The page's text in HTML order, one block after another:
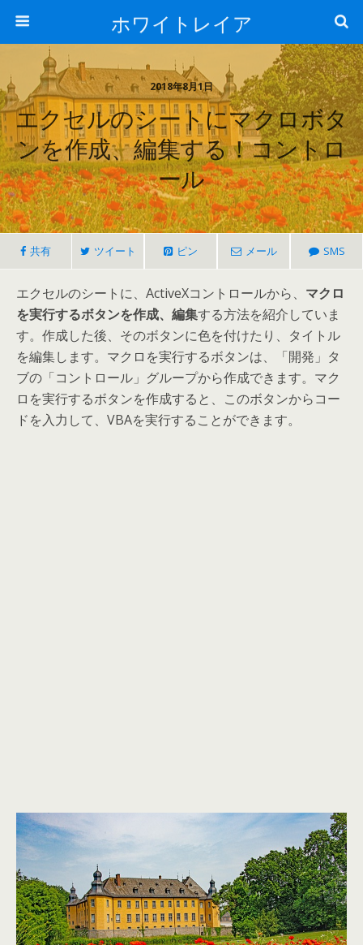
ホワイトレイア
2018年8月1日
エクセルのシートにマクロボタ
ンを作成、編集する！コントロ
ール
共有 ツイート ピン メール SMS
エクセルのシートに、ActiveXコントロールから、 マクロ
を実行するボタンを作成、編集する方法を紹介していま
す。作成した後、そのボタンに色を付けたり、タイトル
を編集します。マクロを実行するボタンは、「開発」タ
ブの「コントロール」グループから作成できます。マク
ロを実行するボタンを作成すると、このボタンからコー
ドを入力して、VBAを実行することができます。